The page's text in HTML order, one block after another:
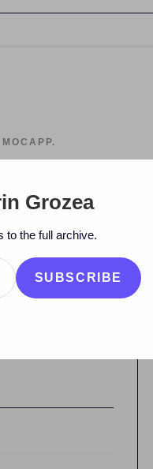
2010 > April >
Grozea
to the full archive.
SUBSCRIBE